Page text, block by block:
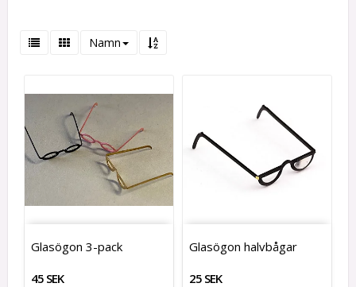
Namn
Glasögon 3-pack
45 SEK
Glasögon halvbågar
25 SEK